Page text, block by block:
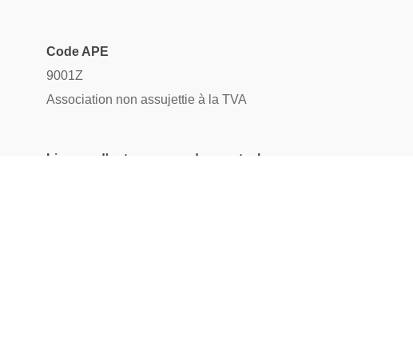
Code APE
9001Z
Association non assujettie à la TVA
Licence d'entrepreneur de spectacles